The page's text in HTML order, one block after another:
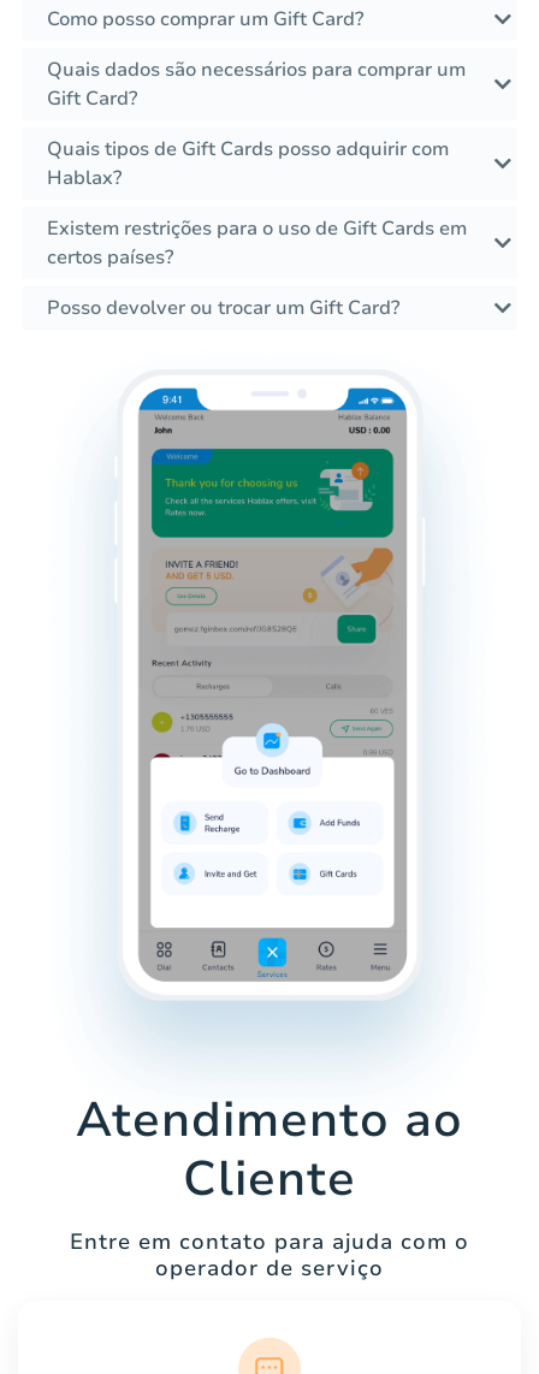
Como posso comprar um Gift Card?
Quais dados são necessários para comprar um
Gift Card?
Quais tipos de Gift Cards posso adquirir com
Hablax?
Existem restrições para o uso de Gift Cards em
certos países?
Posso devolver ou trocar um Gift Card?
Atendimento ao
Cliente
Entre em contato para ajuda com o
operador de serviço